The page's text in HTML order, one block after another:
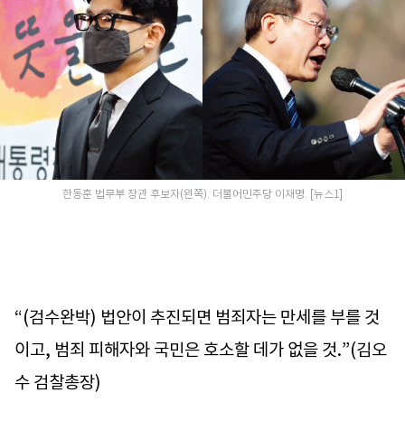
한동훈 법무부 장관 후보자(왼쪽). 더불어민주당 이재명. [뉴스1]
“(검수완박) 법안이 추진되면 범죄자는 만세를 부를 것
이고, 범죄 피해자와 국민은 호소할 데가 없을 것.”(김오
수 검찰총장)